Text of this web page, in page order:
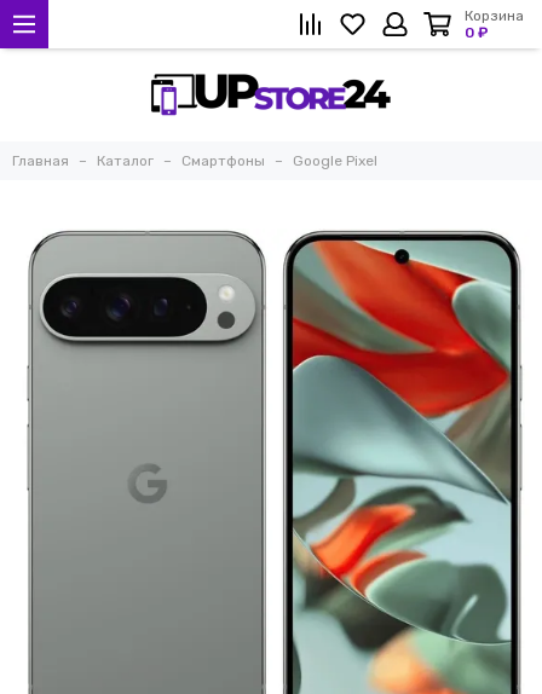
Корзина
0 ₽
Главная Каталог Смартфоны Google Pixel